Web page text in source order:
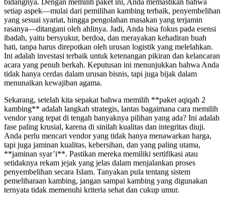
bidangnya. Dengan memilih paket ini, Anda memastikan bahwa
setiap aspek—mulai dari pemilihan kambing terbaik, penyembelihan
yang sesuai syariat, hingga pengolahan masakan yang terjamin
rasanya—ditangani oleh ahlinya. Jadi, Anda bisa fokus pada esensi
ibadah, yaitu bersyukur, berdoa, dan merayakan kehadiran buah
hati, tanpa harus direpotkan oleh urusan logistik yang melelahkan.
Ini adalah investasi terbaik untuk ketenangan pikiran dan kelancaran
acara yang penuh berkah. Keputusan ini menunjukkan bahwa Anda
tidak hanya cerdas dalam urusan bisnis, tapi juga bijak dalam
menunaikan kewajiban agama.
Sekarang, setelah kita sepakat bahwa memilih **paket aqiqah 2
kambing** adalah langkah strategis, lantas bagaimana cara memilih
vendor yang tepat di tengah banyaknya pilihan yang ada? Ini adalah
fase paling krusial, karena di sinilah kualitas dan integritas diuji.
Anda perlu mencari vendor yang tidak hanya menawarkan harga,
tapi juga jaminan kualitas, kebersihan, dan yang paling utama,
**jaminan syar’i**. Pastikan mereka memiliki sertifikasi atau
setidaknya rekam jejak yang jelas dalam menjalankan proses
penyembelihan secara Islam. Tanyakan pula tentang sistem
pemeliharaan kambing, jangan sampai kambing yang digunakan
ternyata tidak memenuhi kriteria sehat dan cukup umur.